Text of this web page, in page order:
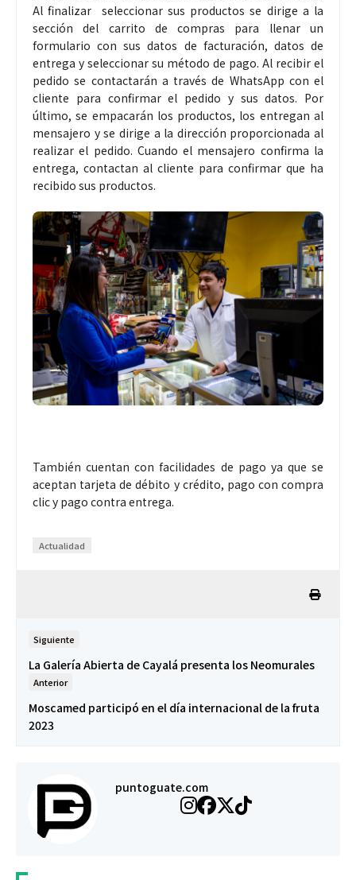
Al finalizar seleccionar sus productos se dirige a la
sección del carrito de compras para llenar un
formulario con sus datos de facturación, datos de
entrega y seleccionar su método de pago. Al recibir el
pedido se contactarán a través de WhatsApp con el
cliente para confirmar el pedido y sus datos. Por
último, se empacarán los productos, los entregan al
mensajero y se dirige a la dirección proporcionada al
realizar el pedido. Cuando el mensajero confirma la
entrega, contactan al cliente para confirmar que ha
recibido sus productos.
También cuentan con facilidades de pago ya que se
aceptan tarjeta de débito y crédito, pago con compra
clic y pago contra entrega.
Actualidad
Siguiente
La Galería Abierta de Cayalá presenta los Neomurales
Anterior
Moscamed participó en el día internacional de la fruta
2023
puntoguate.com